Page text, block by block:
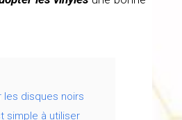
les disques noirs
simple à utiliser